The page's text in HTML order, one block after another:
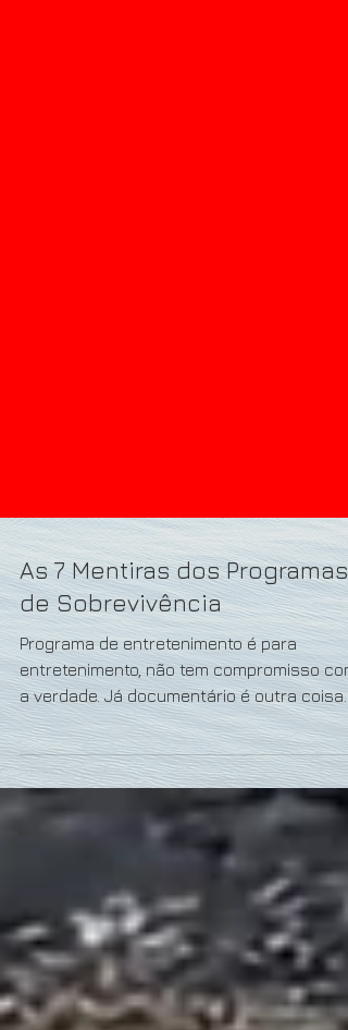
As 7 Mentiras dos Programas
de Sobrevivência
Programa de entretenimento é para
entretenimento, não tem compromisso com
a verdade. Já documentário é outra coisa.
eu gosto da maioria...